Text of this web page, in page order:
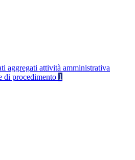
aggregati attività amministrativa
di procedimento 1